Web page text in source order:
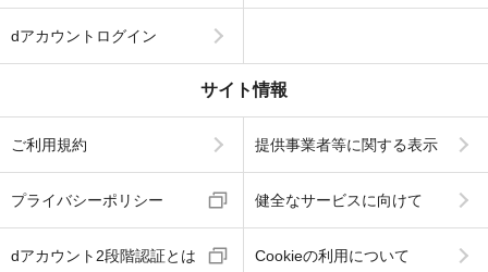
dアカウントログイン
サイト情報
ご利用規約 提供事業者等に関する表示
プライバシーポリシー 健全なサービスに向けて
dアカウント2段階認証とは Cookieの利用について